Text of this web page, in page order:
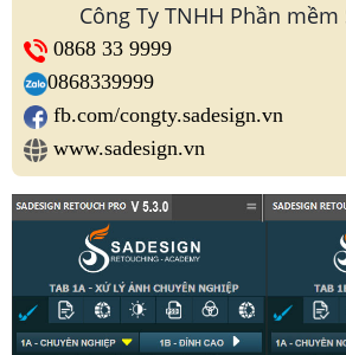
Công Ty TNHH Phần mềm
0868 33 9999
0868339999
fb.com/congty.sadesign.vn
www.sadesign.vn